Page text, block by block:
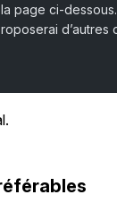
page ci-dessous.
d’autres